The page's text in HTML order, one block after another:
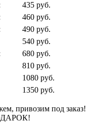
435 руб.
460 руб.
490 руб.
540 руб.
680 руб.
810 руб.
1080 руб.
1350 руб.
привозим под заказ!